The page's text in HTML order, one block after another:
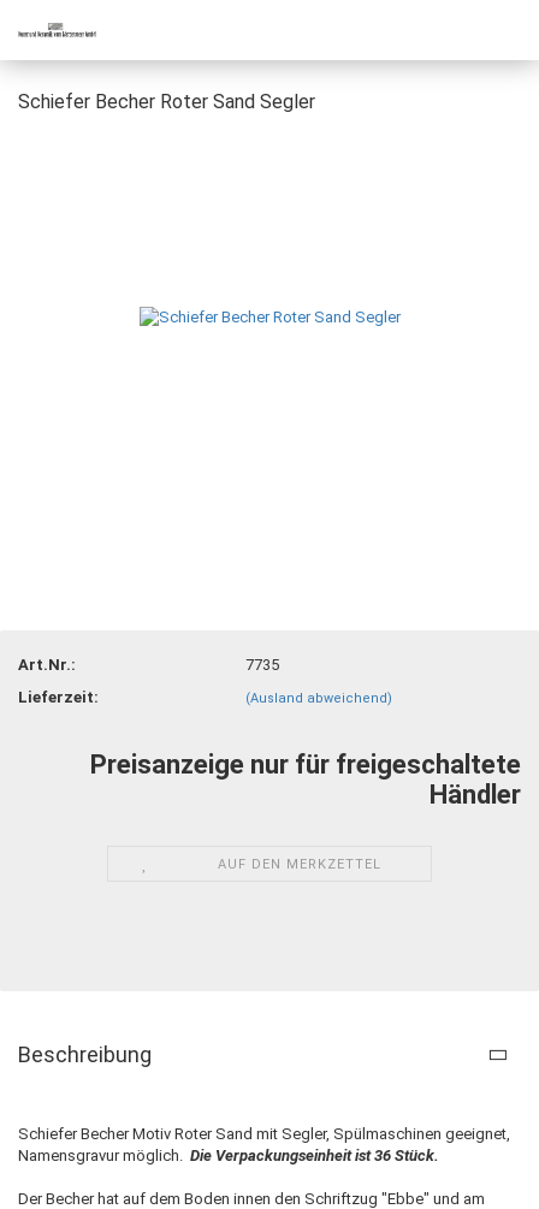
Schiefer Becher Roter Sand Segler
Art.Nr.:
7735
Lieferzeit:
(Ausland abweichend)
Preisanzeige nur für freigeschaltete
Händler
AUF DEN MERKZETTEL
Beschreibung
Schiefer Becher Motiv Roter Sand mit Segler, Spülmaschinen geeignet,
Namensgravur möglich. Die Verpackungseinheit ist 36 Stück.
Der Becher hat auf dem Boden innen den Schriftzug "Ebbe" und am